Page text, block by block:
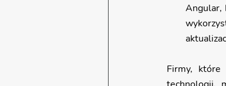
Angular,
Firmy,